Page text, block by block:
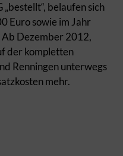
belaufen sich
Euro sowie im Jahr
Dezember 2012,
der kompletten
Renningen unterwegs
mehr.